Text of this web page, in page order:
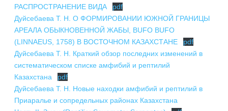
РАСПРОСТРАНЕНИЕ ВИДА
pdf
Дуйсебаева Т. Н. О ФОРМИРОВАНИИ ЮЖНОЙ ГРАНИЦЫ
АРЕАЛА ОБЫКНОВЕННОЙ ЖАБЫ, BUFO BUFO
(LINNAEUS, 1758) В ВОСТОЧНОМ КАЗАХСТАНЕ
pdf
Дуйсебаева Т. Н. Краткий обзор последних изменений в
систематическом списке амфибий и рептилий
Казахстана
pdf
Дуйсебаева Т. Н. Новые находки амфибий и рептилий в
Приаралье и сопредельных районах Казахстана